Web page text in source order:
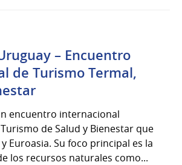
– Encuentro
de Turismo Termal,
encuentro internacional
de Salud y Bienestar que
Euroasia. Su foco principal es la
los recursos naturales como...